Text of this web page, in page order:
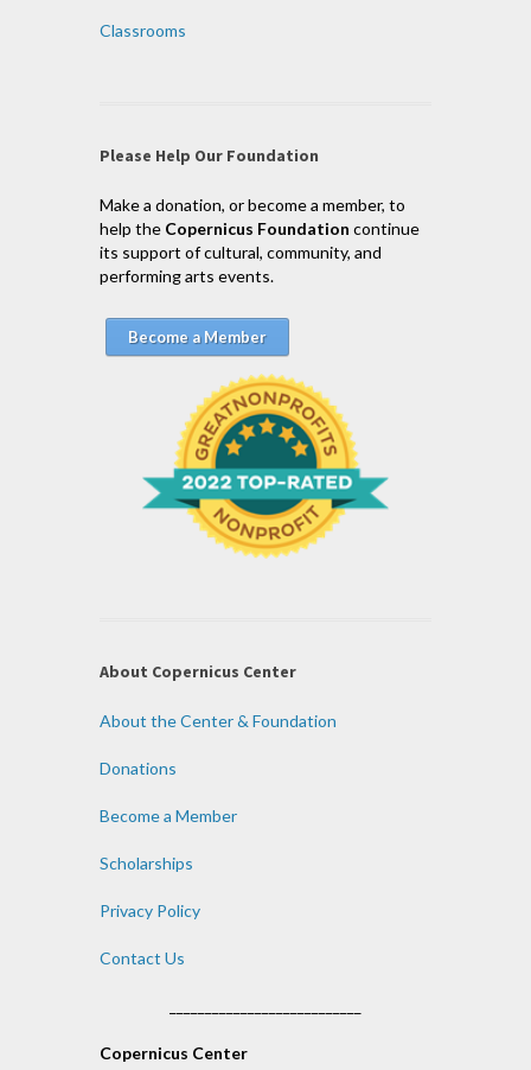
Classrooms
Please Help Our Foundation
Make a donation, or become a member, to
help the Copernicus Foundation continue
its support of cultural, community, and
performing arts events.
Become a Member
About Copernicus Center
About the Center & Foundation
Donations
Become a Member
Scholarships
Privacy Policy
Contact Us
Copernicus Center